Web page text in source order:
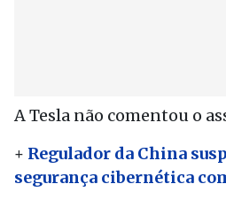
A Tesla não comentou o
+ Regulador da China
segurança cibernética